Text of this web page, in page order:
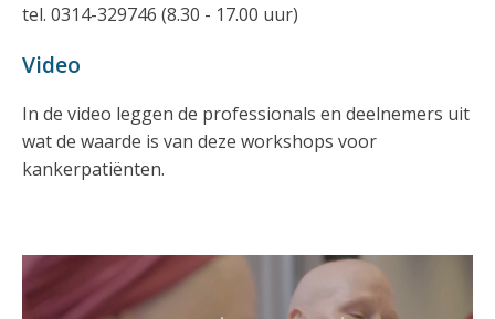
tel. 0314-329746 (8.30 - 17.00 uur)
Video
In de video leggen de professionals en deelnemers uit
wat de waarde is van deze workshops voor
kankerpatiënten.